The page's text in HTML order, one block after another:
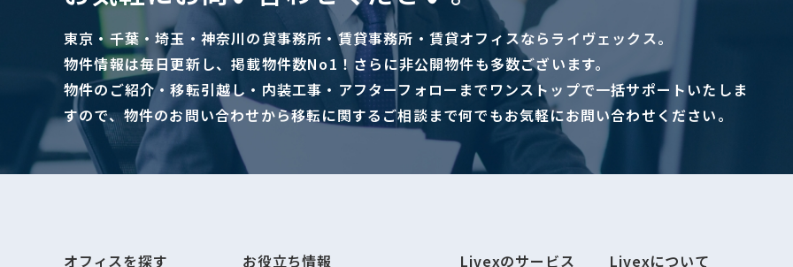
東京・千葉・埼玉・神奈川の貸事務所・賃貸事務所・賃貸オフィスならライヴェックス。
物件情報は毎日更新し、掲載物件数No1！さらに非公開物件も多数ございます。
物件のご紹介・移転引越し・内装工事・アフターフォローまでワンストップで一括サポートいたしま
すので、物件のお問い合わせから移転に関するご相談まで何でもお気軽にお問い合わせください。
オフィスを探す お役立ち情報 Livexのサービス Livexについて